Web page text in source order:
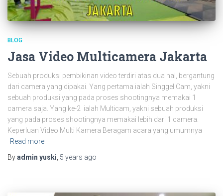
BLOG
Jasa Video Multicamera Jakarta
Sebuah produksi pembikinan video terdiri atas dua hal, bergantung
dari camera yang dipakai. Yang pertama ialah Singgel Cam, yakni
sebuah produksi yang pada proses shootingnya memakai 1
camera saja. Yang ke-2 ialah Multicam, yakni sebuah produksi
yang pada proses shootingnya memakai lebih dari 1 camera.
Keperluan Video Multi Kamera Beragam acara yang umumnya
Read more
Byadmin yuski, 5 years ago